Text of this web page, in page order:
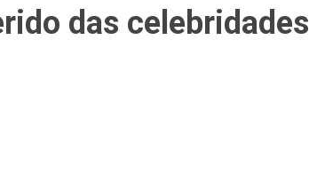
das celebridades